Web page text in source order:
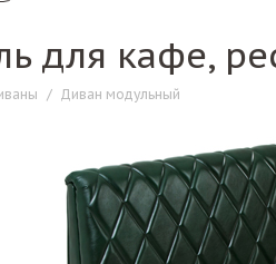
для кафе,
/ Диван модульный